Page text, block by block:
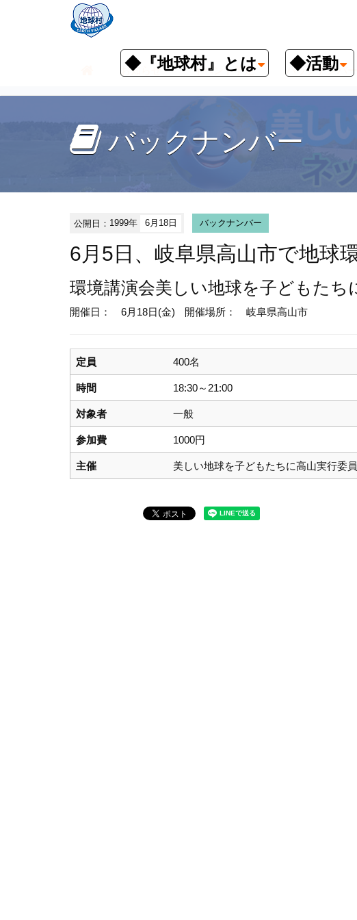
◆『地球村』とは ◆活動
お知らせ イベント予定 バックナンバー
バックナンバー
公開日： 1999年 6月18日 バックナンバー
6月5日、岐阜県高山市で地球
環境講演会美しい地球を子どもたち
開催日： 6月18日(金) 開催場所： 岐阜県高山市
定員 400名
時間 18:30～21:00
対象者 一般
参加費 1000円
主催 美しい地球を子どもたちに高山実行委